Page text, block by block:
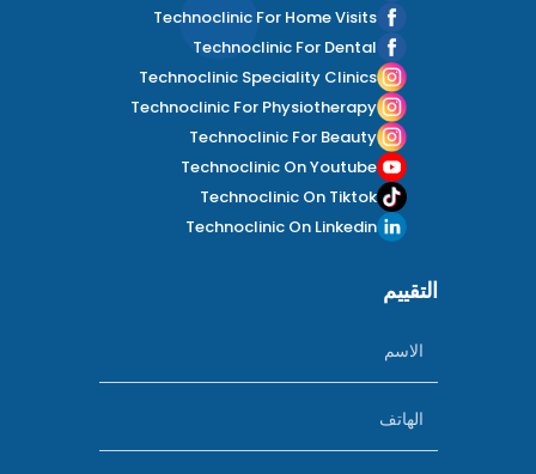
Technoclinic For Home Visits
Technoclinic For Dental
Technoclinic Speciality Clinics
Technoclinic For Physiotherapy
Technoclinic For Beauty
Technoclinic On Youtube
Technoclinic On Tiktok
Technoclinic On Linkedin
التقييم